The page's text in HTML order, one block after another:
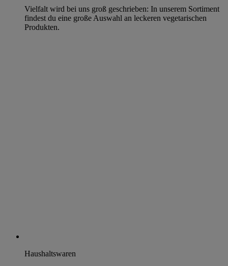
Vielfalt wird bei uns groß geschrieben: In unserem Sortiment
findest du eine große Auswahl an leckeren vegetarischen
Produkten.
Haushaltswaren